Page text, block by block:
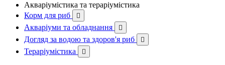
Акваріумістика та тераріумістика
Корм для риб

Акваріуми та обладнання 
Догляд за водою та здоров'я риб 
Тераріумістика 